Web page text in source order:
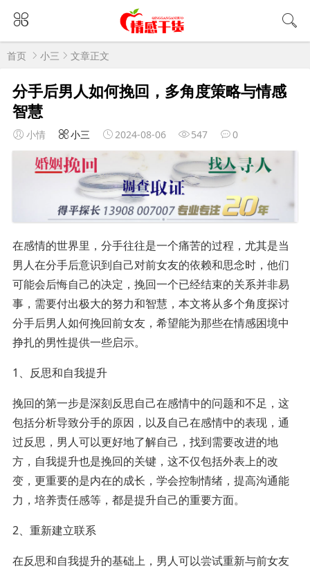
首页 小三 文章正文
分手后男人如何挽回，多角度策略与情感
智慧
小情 小三 2024-08-06 547 0
在感情的世界里，分手往往是一个痛苦的过程，尤其是当
男人在分手后意识到自己对前女友的依赖和思念时，他们
可能会后悔自己的决定，挽回一个已经结束的关系并非易
事，需要付出极大的努力和智慧，本文将从多个角度探讨
分手后男人如何挽回前女友，希望能为那些在情感困境中
挣扎的男性提供一些启示。
1、反思和自我提升
挽回的第一步是深刻反思自己在感情中的问题和不足，这
包括分析导致分手的原因，以及自己在感情中的表现，通
过反思，男人可以更好地了解自己，找到需要改进的地
方，自我提升也是挽回的关键，这不仅包括外表上的改
变，更重要的是内在的成长，学会控制情绪，提高沟通能
力，培养责任感等，都是提升自己的重要方面。
2、重新建立联系
在反思和自我提升的基础上，男人可以尝试重新与前女友